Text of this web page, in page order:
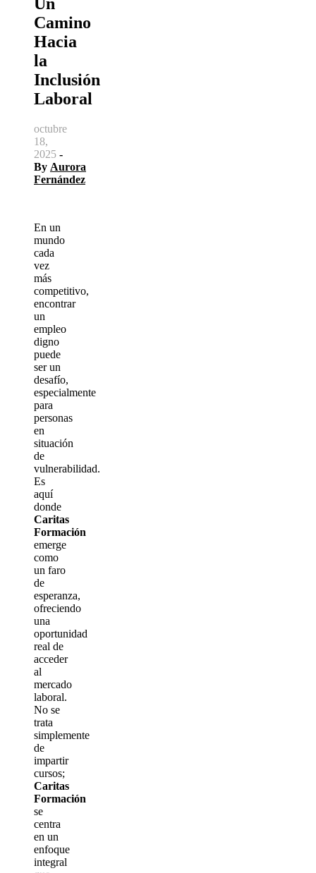
Camino
Hacia
la
Inclusión
Laboral
octubre
18,
2025 -
By Aurora
Fernández
En un
mundo
cada
vez
más
competitivo,
encontrar
un
empleo
digno
puede
ser un
desafío,
especialmente
para
personas
en
situación
de
vulnerabilidad.
Es
aquí
donde
Caritas
Formación
emerge
como
un faro
de
esperanza,
ofreciendo
una
oportunidad
real de
acceder
al
mercado
laboral.
No se
trata
simplemente
de
impartir
cursos;
Caritas
Formación
se
centra
en un
enfoque
integral